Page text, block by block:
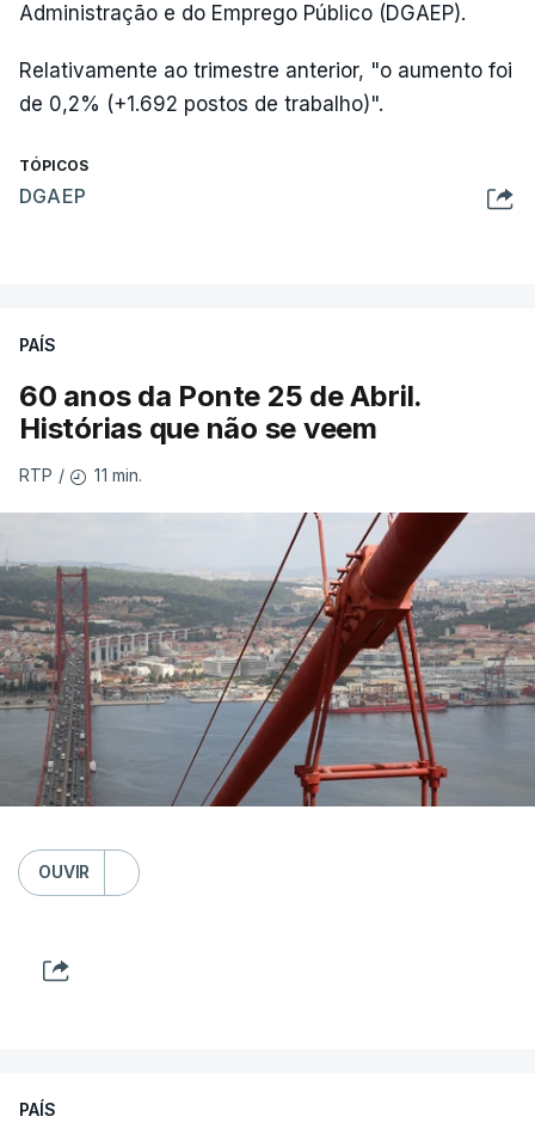
Administração e do Emprego Público (DGAEP).
Relativamente ao trimestre anterior, "o aumento foi
de 0,2% (+1.692 postos de trabalho)".
TÓPICOS
DGAEP
PAÍS
60 anos da Ponte 25 de Abril.
Histórias que não se veem
RTP / 11 min.
OUVIR
PAÍS